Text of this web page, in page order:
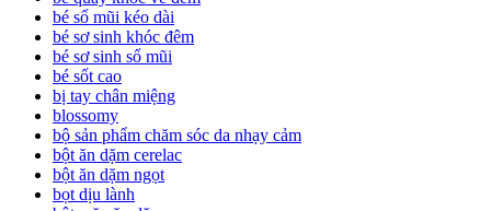
bé sổ mũi kéo dài
bé sơ sinh khóc đêm
bé sơ sinh sổ mũi
bé sốt cao
bị tay chân miệng
blossomy
bộ sản phẩm chăm sóc da nhạy cảm
bột ăn dặm cerelac
bột ăn dặm ngọt
bọt dịu lành